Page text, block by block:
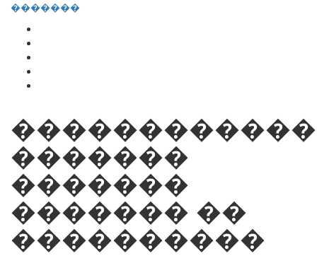
�������
������������
�������
�������
������� ��
����������